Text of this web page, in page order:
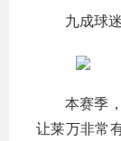
九成球
本赛季
让莱万非常